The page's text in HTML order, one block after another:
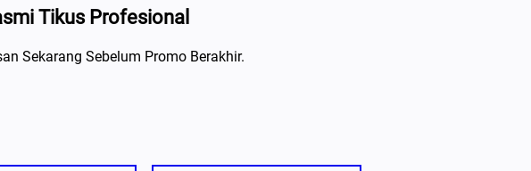
Tikus Profesional
Sekarang Sebelum Promo Berakhir.